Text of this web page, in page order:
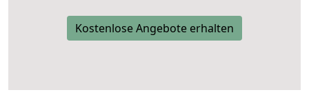
Kostenlose Angebote erhalten